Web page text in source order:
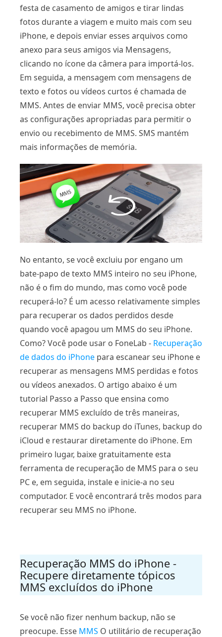
festa de casamento de amigos e tirar lindas
fotos durante a viagem e muito mais com seu
iPhone, e depois enviar esses arquivos como
anexo para seus amigos via Mensagens,
clicando no ícone da câmera para importá-los.
Em seguida, a mensagem com mensagens de
texto e fotos ou vídeos curtos é chamada de
MMS. Antes de enviar MMS, você precisa obter
as configurações apropriadas para permitir o
envio ou recebimento de MMS. SMS mantém
mais informações de memória.
No entanto, se você excluiu por engano um
bate-papo de texto MMS inteiro no seu iPhone,
não é o fim do mundo, mas como você pode
recuperá-lo? É um acesso relativamente simples
para recuperar os dados perdidos desde
quando você apagou um MMS do seu iPhone.
Como? Você pode usar o FoneLab - Recuperação
de dados do iPhone para escanear seu iPhone e
recuperar as mensagens MMS perdidas e fotos
ou vídeos anexados. O artigo abaixo é um
tutorial Passo a Passo que ensina como
recuperar MMS excluído de três maneiras,
recuperar MMS do backup do iTunes, backup do
iCloud e restaurar diretamente do iPhone. Em
primeiro lugar, baixe gratuitamente esta
ferramenta de recuperação de MMS para o seu
PC e, em seguida, instale e inicie-a no seu
computador. E você encontrará três modos para
recuperar seu MMS no iPhone.
Recuperação MMS do iPhone -
Recupere diretamente tópicos
MMS excluídos do iPhone
Se você não fizer nenhum backup, não se
preocupe. Esse MMS O utilitário de recuperação